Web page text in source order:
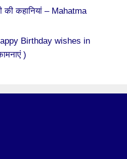
की कहानियां – Mahatma
Birthday wishes in
)